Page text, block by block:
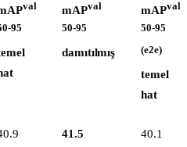
val
95
mAPval
50-95
damıtılmış
mAPval
50-95
(e2e)
temel
hat
41.5 40.1